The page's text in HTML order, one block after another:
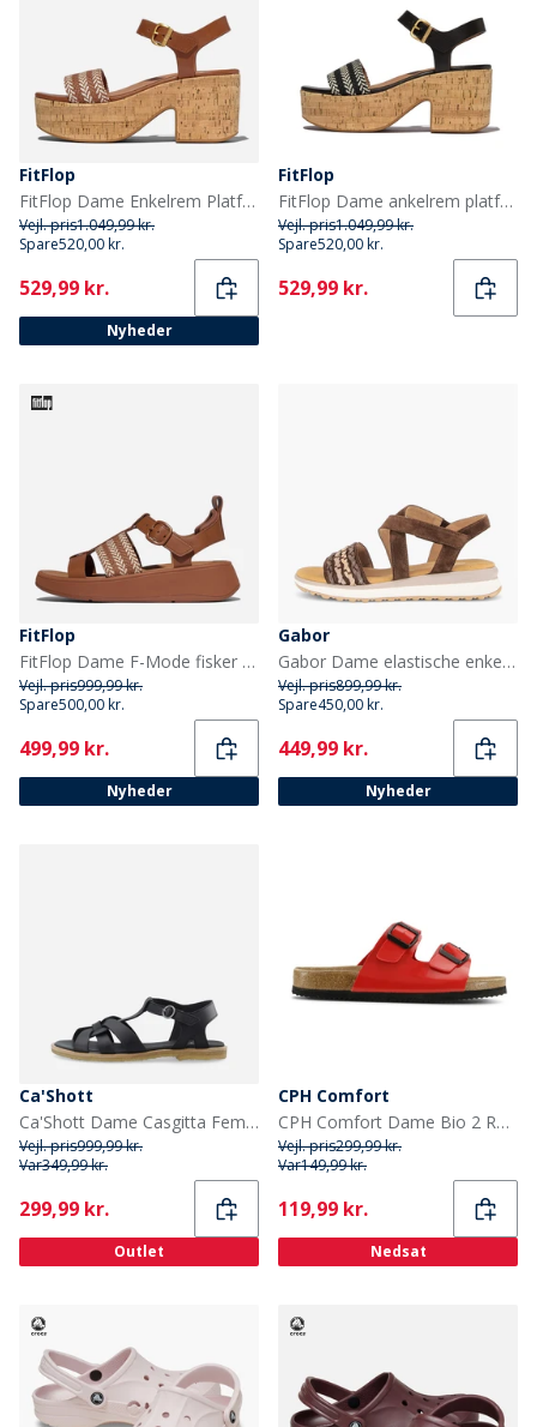
FitFlop
FitFlop Dame Enkelrem Platform Sandaler Deep Tan
Vejl. pris1.049,99 kr.
Spare520,00 kr.
Current
529,99 kr.
Nyheder
FitFlop
FitFlop Dame ankelrem platform sandaler Sort
Vejl. pris1.049,99 kr.
Spare520,00 kr.
Current
529,99 kr.
FitFlop
FitFlop Dame F-Mode fisker sandaler Deep Tan/Paris Beige
Vejl. pris999,99 kr.
Spare500,00 kr.
Current
499,99 kr.
Nyheder
Gabor
Gabor Dame elastische enkelband sandaler Brun/Multi
Vejl. pris899,99 kr.
Spare450,00 kr.
Current
449,99 kr.
Nyheder
Ca'Shott
Ca'Shott Dame Casgitta Feminine Læder Sandaler Sort
Vejl. pris999,99 kr.
Var349,99 kr.
Current
299,99 kr.
Outlet
CPH Comfort
CPH Comfort Dame Bio 2 Rem Sandaler Red Patent
Vejl. pris299,99 kr.
Var149,99 kr.
Current
119,99 kr.
Nedsat